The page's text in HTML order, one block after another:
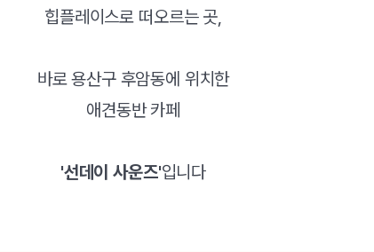
힙플레이스로 떠오르는 곳,
바로 용산구 후암동에 위치한
애견동반 카페
'선데이 사운즈'입니다